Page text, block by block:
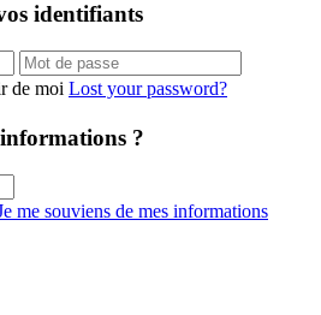
identifiants
de moi Lost your password?
?
me souviens de mes informations